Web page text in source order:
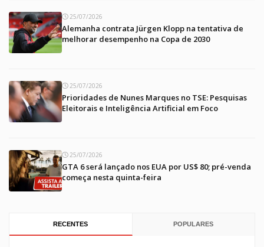
25/07/2026
Alemanha contrata Jürgen Klopp na tentativa de
melhorar desempenho na Copa de 2030
25/07/2026
Prioridades de Nunes Marques no TSE: Pesquisas
Eleitorais e Inteligência Artificial em Foco
25/07/2026
GTA 6 será lançado nos EUA por US$ 80; pré-venda
começa nesta quinta-feira
RECENTES POPULARES